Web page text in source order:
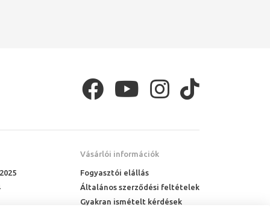
Vásárlói információk
Fogyasztói elállás
Általános szerződési feltételek
Gyakran ismételt kérdések